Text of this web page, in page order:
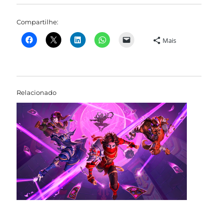
Compartilhe:
Mais
Relacionado